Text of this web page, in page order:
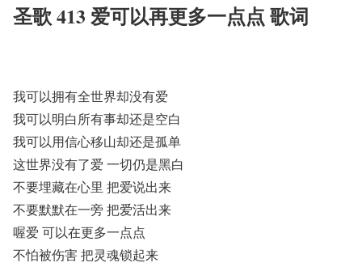
圣歌 413 爱可以再更多一点点 歌词
我可以拥有全世界却没有爱
我可以明白所有事却还是空白
我可以用信心移山却还是孤单
这世界没有了爱 一切仍是黑白
不要埋藏在心里 把爱说出来
不要默默在一旁 把爱活出来
喔爱 可以在更多一点点
不怕被伤害 把灵魂锁起来